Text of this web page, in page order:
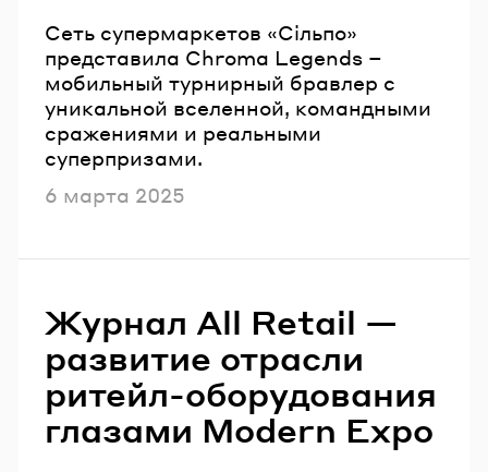
Сеть супермаркетов «Сільпо»
представила Chroma Legends –
мобильный турнирный бравлер с
уникальной вселенной, командными
сражениями и реальными
суперпризами.
Опубликовано
6 марта 2025
Журнал All Retail —
развитие отрасли
ритейл-оборудования
глазами Modern Expo